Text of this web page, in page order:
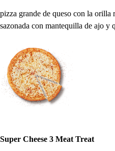
pizza grande de queso con la orilla
sazonada con mantequilla de ajo y
Super Cheese 3 Meat Treat